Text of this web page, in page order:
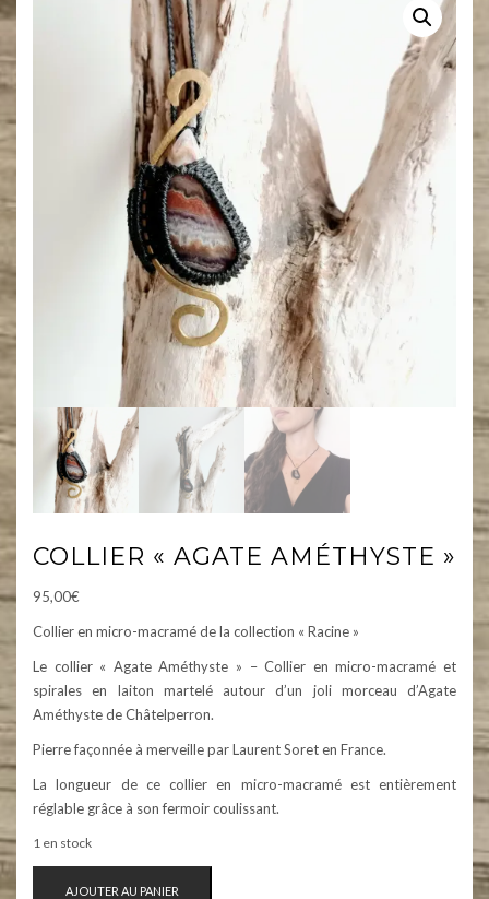
COLLIER « AGATE AMÉTHYSTE »
95,00€
Collier en micro-macramé de la collection « Racine »
Le collier « Agate Améthyste » – Collier en micro-macramé et
spirales en laiton martelé autour d’un joli morceau d’Agate
Améthyste de Châtelperron.
Pierre façonnée à merveille par Laurent Soret en France.
La longueur de ce collier en micro-macramé est entièrement
réglable grâce à son fermoir coulissant.
1 en stock
AJOUTER AU PANIER